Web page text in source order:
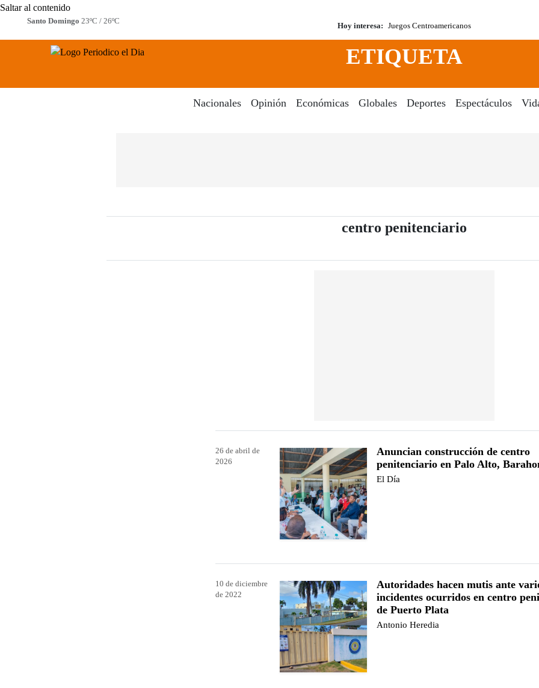
Saltar al contenido
Santo Domingo 23ºC / 26ºC
Hoy interesa: Juegos Centroamericanos
ETIQUETA
Nacionales Opinión Económicas Globales Deportes Espectáculos
centro penitenciario
26 de abril de
2026
Anuncian construcción de centro
penitenciario en Palo Alto,
El Día
10 de diciembre
de 2022
Autoridades hacen mutis ante
incidentes ocurridos en centro
de Puerto Plata
Antonio Heredia